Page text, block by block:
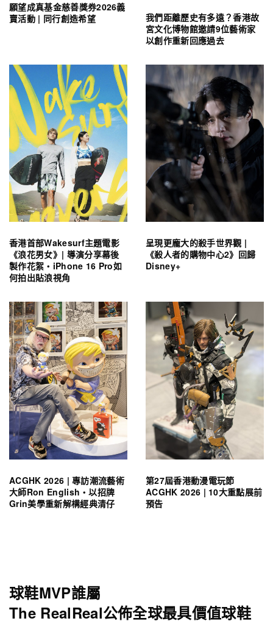
願望成真基金慈善獎券2026義
賣活動 | 同行創造希望
我們距離歷史有多遠？香港故
宮文化博物館邀請9位藝術家
以創作重新回應過去
香港首部Wakesurf主題電影
《浪花男女》| 導演分享幕後
製作花絮・iPhone 16 Pro如
何拍出貼浪視角
呈現更龐大的殺手世界觀 |
《殺人者的購物中心2》回歸
Disney+
ACGHK 2026 | 專訪潮流藝術
大師Ron English・以招牌
Grin美學重新解構經典清仔
第27屆香港動漫電玩節
ACGHK 2026 | 10大重點展前
預告
球鞋MVP誰屬
The RealReal公佈全球最具價值球鞋